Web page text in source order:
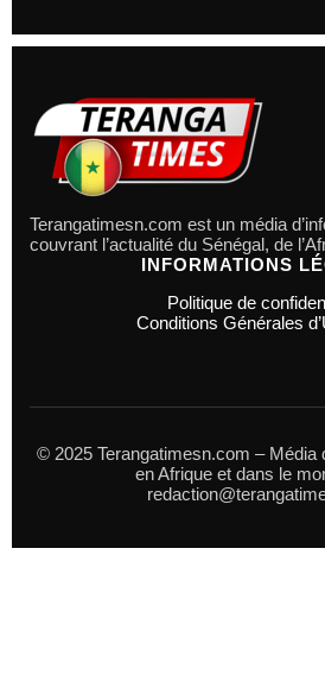
Terangatimesn.com est un média
couvrant l’actualité du Sénégal, de
INFORMATIONS
Politique de
Conditions Générales
© 2025 Terangatimesn.com – Média
en Afrique et dans le